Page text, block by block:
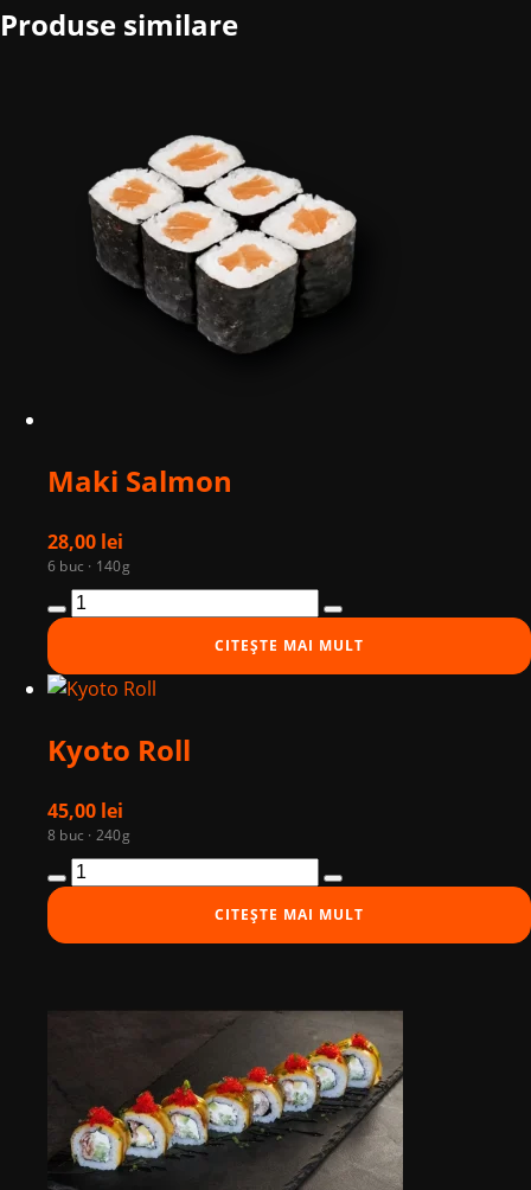
Produse similare
Maki Salmon
28,00 lei
6 buc · 140g
Cantitate
Maki
Salmon
CITEȘTE MAI MULT
Kyoto Roll
45,00 lei
8 buc · 240g
Cantitate
Kyoto
Roll
CITEȘTE MAI MULT